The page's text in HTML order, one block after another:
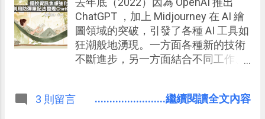
ChatGPT ，加上 Midjourney 在 AI 繪
圖領域的突破，引發了各種 AI 工具如
狂潮般地湧現。一方面各種新的技術
不斷進步，另一方面結合不同工作、
何從自己的角度進行 ChatGPT 與各種
3 則留言 ........................繼續閱讀全文內容